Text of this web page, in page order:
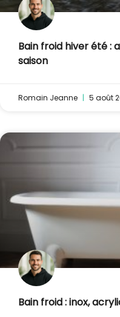
Bain froid hiver été :
saison
Romain Jeanne 5 août
Bain froid : inox,